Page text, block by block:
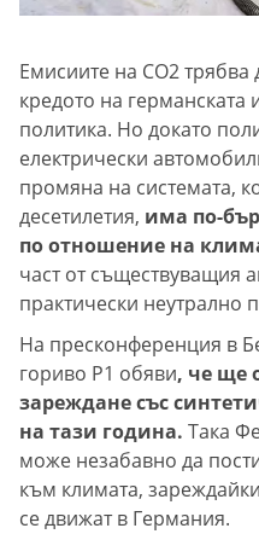
Емисиите на CO2
кредото на германската
политика. Но докато
електрически
промяна на системата,
десетилетия, има по-
по отношение на
част от съществуващия
практически неутрално
На пресконференция в
гориво P1 обяви, че ще
зареждане със
на тази година. Така
може незабавно да
към климата,
се движат в Германия.